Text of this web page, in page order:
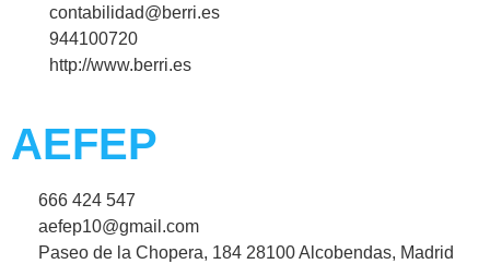
contabilidad@berri.es
944100720
http://www.berri.es
AEFEP
666 424 547
aefep10@gmail.com
Paseo de la Chopera, 184 28100 Alcobendas, Madrid